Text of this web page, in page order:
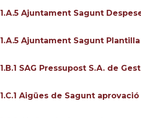
1.A.5 Ajuntament Sagunt
1.A.5 Ajuntament Sagunt
1.B.1 SAG Pressupost S.A. de
1.C.1 Aigües de Sagunt aprovació